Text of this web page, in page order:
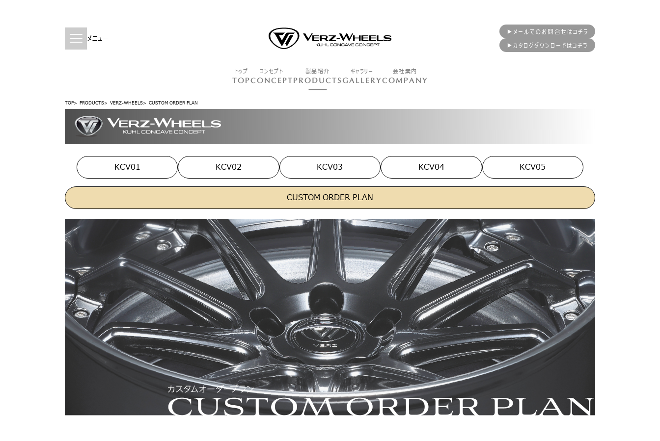
メニュー
▶メールでのお問合せはコチラ
▶カタログダウンロードはコチラ
トップ
TOP
コンセプト
CONCEPT
製品紹介
PRODUCTS
ギャラリー
GALLERY
会社案内
COMPANY
TOP PRODUCTS VERZ-WHEELS CUSTOM ORDER PLAN
KCV01 KCV02 KCV03 KCV04 KCV05
CUSTOM ORDER PLAN